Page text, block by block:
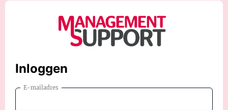
Inloggen
E-mailadres